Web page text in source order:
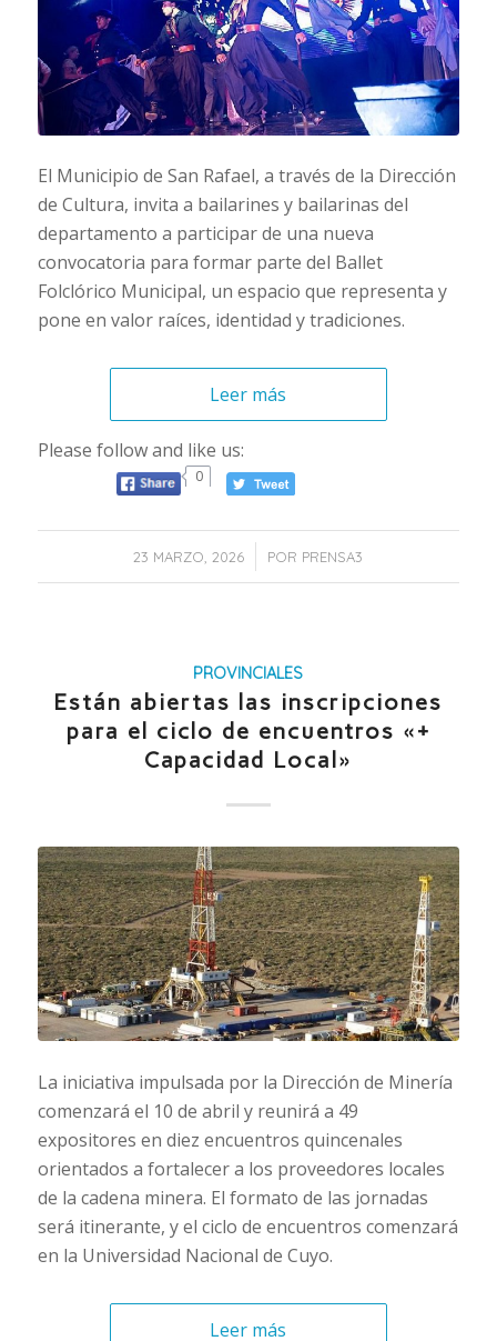
El Municipio de San Rafael, a través de la Dirección
de Cultura, invita a bailarines y bailarinas del
departamento a participar de una nueva
convocatoria para formar parte del Ballet
Folclórico Municipal, un espacio que representa y
pone en valor raíces, identidad y tradiciones.
Leer más
Please follow and like us:
0
23 MARZO, 2026
/ POR PRENSA3
PROVINCIALES
Están abiertas las inscripciones
para el ciclo de encuentros «+
Capacidad Local»
La iniciativa impulsada por la Dirección de Minería
comenzará el 10 de abril y reunirá a 49
expositores en diez encuentros quincenales
orientados a fortalecer a los proveedores locales
de la cadena minera. El formato de las jornadas
será itinerante, y el ciclo de encuentros comenzará
en la Universidad Nacional de Cuyo.
Leer más